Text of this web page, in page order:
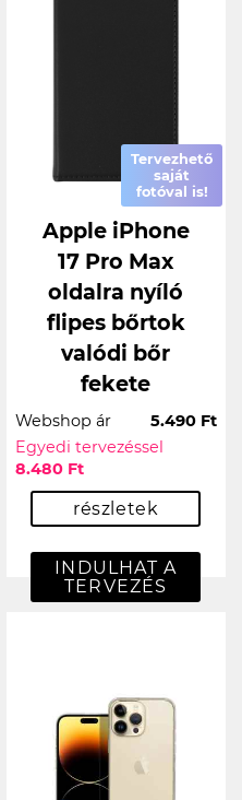
Tervezhető
saját
fotóval is!
Apple iPhone
17 Pro Max
oldalra nyíló
flipes bőrtok
valódi bőr
fekete
Webshop ár
5.490 Ft
Egyedi tervezéssel
8.480 Ft
részletek
INDULHAT A
TERVEZÉS